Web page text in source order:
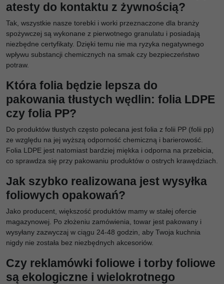
atesty do kontaktu z żywnością?
Tak, wszystkie nasze torebki i worki przeznaczone dla branży
spożywczej są wykonane z pierwotnego granulatu i posiadają
niezbędne certyfikaty. Dzięki temu nie ma ryzyka negatywnego
wpływu substancji chemicznych na smak czy bezpieczeństwo
potraw.
Która folia będzie lepsza do
pakowania tłustych wędlin: folia LDPE
czy folia PP?
Do produktów tłustych często polecana jest folia z folii PP (folii pp)
ze względu na jej wyższą odporność chemiczną i barierowość.
Folia LDPE jest natomiast bardziej miękka i odporna na przebicia,
co sprawdza się przy pakowaniu produktów o ostrych krawędziach.
Jak szybko realizowana jest wysyłka
foliowych opakowań?
Jako producent, większość produktów mamy w stałej ofercie
magazynowej. Po złożeniu zamówienia, towar jest pakowany i
wysyłany zazwyczaj w ciągu 24-48 godzin, aby Twoja kuchnia
nigdy nie została bez niezbędnych akcesoriów.
Czy reklamówki foliowe i torby foliowe
są ekologiczne i wielokrotnego